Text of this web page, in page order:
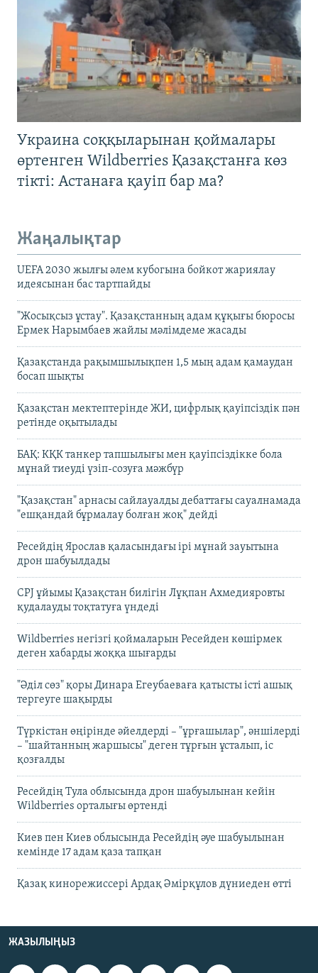
Украина соққыларынан қоймалары
өртенген Wildberries Қазақстанға көз
тікті: Астанаға қауіп бар ма?
Жаңалықтар
UEFA 2030 жылғы әлем кубогына бойкот жариялау
идеясынан бас тартпайды
"Жосықсыз ұстау". Қазақстанның адам құқығы бюросы
Ермек Нарымбаев жайлы мәлімдеме жасады
Қазақстанда рақымшылықпен 1,5 мың адам қамаудан
босап шықты
Қазақстан мектептерінде ЖИ, цифрлық қауіпсіздік пән
ретінде оқытылады
БАҚ: КҚК танкер тапшылығы мен қауіпсіздікке бола
мұнай тиеуді үзіп-созуға мәжбүр
"Қазақстан" арнасы сайлауалды дебаттағы сауалнамада
"ешқандай бұрмалау болған жоқ" дейді
Ресейдің Ярослав қаласындағы ірі мұнай зауытына
дрон шабуылдады
CPJ ұйымы Қазақстан билігін Лұқпан Ахмедияровты
қудалауды тоқтатуға үндеді
Wildberries негізгі қоймаларын Ресейден көшірмек
деген хабарды жоққа шығарды
"Әділ сөз" қоры Динара Егеубаеваға қатысты істі ашық
тергеуге шақырды
Түркістан өңірінде әйелдерді – "ұрғашылар", әншілерді
– "шайтанның жаршысы" деген тұрғын ұсталып, іс
қозғалды
Ресейдің Тула облысында дрон шабуылынан кейін
Wildberries орталығы өртенді
Киев пен Киев облысында Ресейдің әуе шабуылынан
кемінде 17 адам қаза тапқан
Қазақ кинорежиссері Ардақ Әмірқұлов дүниеден өтті
ЖАЗЫЛЫҢЫЗ